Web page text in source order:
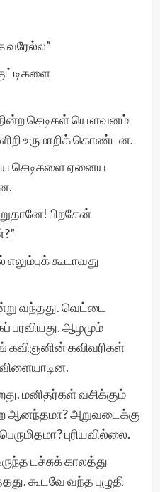
வரேல்ல”
நின்ற செடிகள் யௌவனம்
உருமாறிக் கொண்டன.
செடிகளை ஏனைய
பிறகேன்
கூடாவது
வந்தது. வெட்டை
பரவியது. ஆழமும்
கவிஞனின் கவிவரிகள்
மனிதர்கள் வசிக்கும்
ஆனந்தமா? அறுவடைக்கு
புரியவில்லை.
டச்சுக் காலத்து
கூடவே வந்த புழுதி